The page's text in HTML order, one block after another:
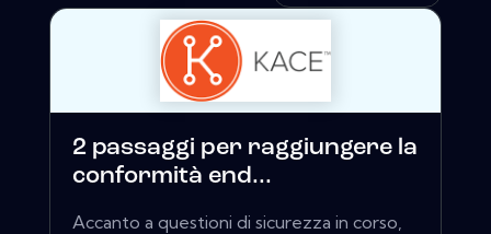
2 passaggi per raggiungere la
conformità end...
Accanto a questioni di sicurezza in corso,